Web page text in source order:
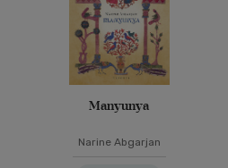
Manyunya
Narine Abgarjan